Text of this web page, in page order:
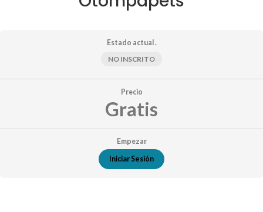
Estado actual .
NO INSCRITO
Precio
Gratis
Empezar
Iniciar Sesión